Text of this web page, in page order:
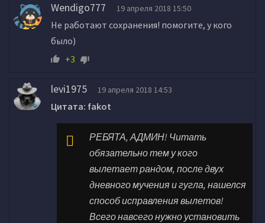
Wendigo777 19 апреля 2018 15:50
Не работают сохранения! помогите, у кого
было)
+3
levi1975 19 апреля 2018 14:53
Цитата: fakot
РЕБЯТА, АДМИН! Читать
обязательно тем у кого
вылетает рандом, после двух
дневного мучения и гугла, нашелся
способ исправления вылетов!
Всего навсего нужно установить